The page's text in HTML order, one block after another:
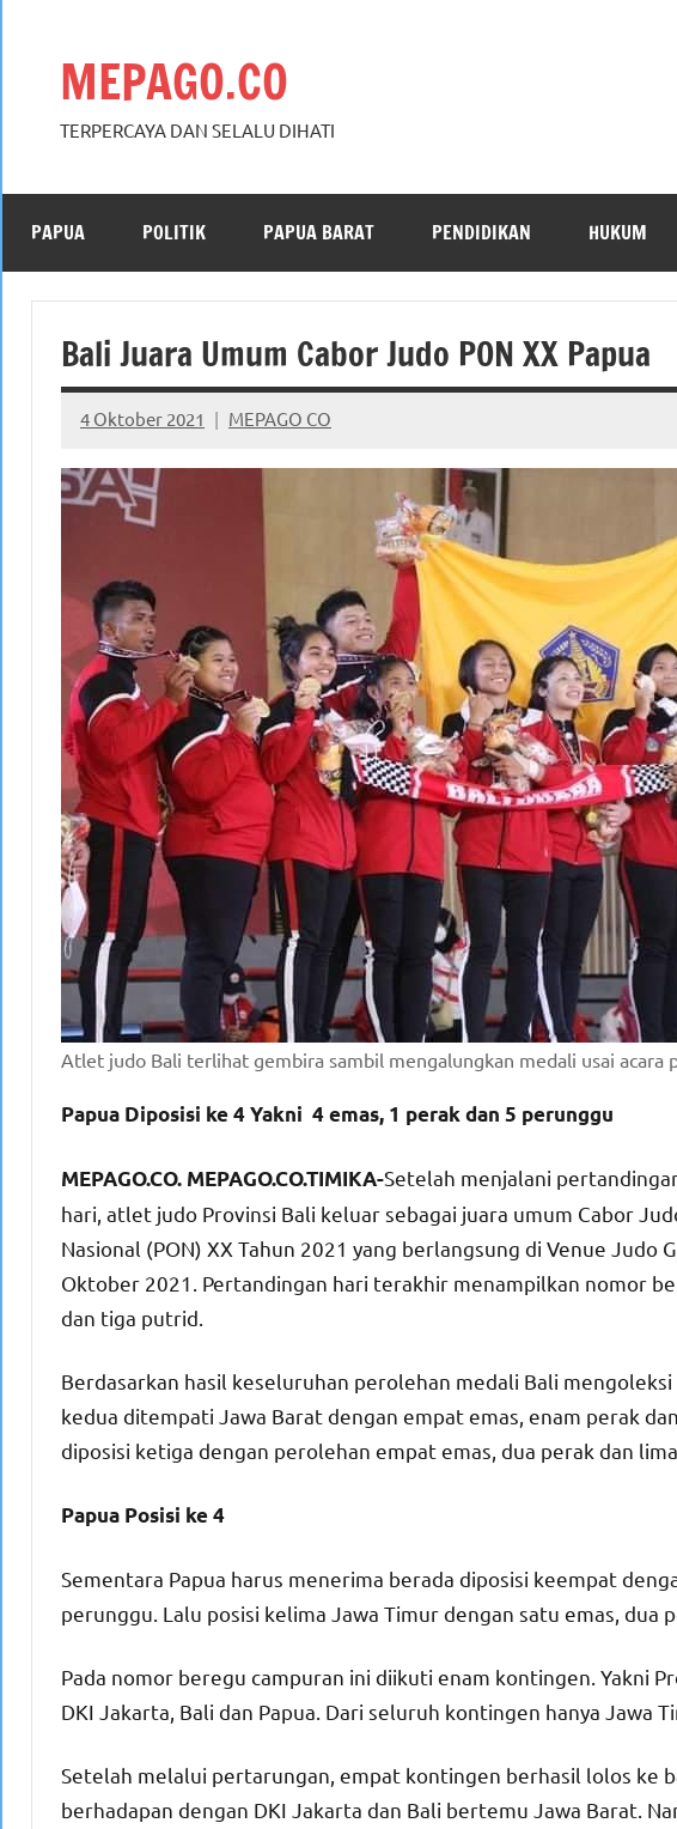
MEPAGO.CO
TERPERCAYA DAN SELALU DIHATI
PAPUA POLITIK PAPUA BARAT PENDIDIKAN HUKUM
Bali Juara Umum Cabor Judo PON XX Papua
4 Oktober 2021 MEPAGO CO
No
comments
Atlet judo Bali terlihat gembira sambil mengalungkan medali usai acara
Papua Diposisi ke 4 Yakni 4 emas, 1 perak dan 5 perunggu
MEPAGO.CO. MEPAGO.CO.TIMIKA-Setelah menjalani
hari, atlet judo Provinsi Bali keluar sebagai juara umum Cabor
Nasional (PON) XX Tahun 2021 yang berlangsung di Venue Judo
Oktober 2021. Pertandingan hari terakhir menampilkan nomor
dan tiga putrid.
Berdasarkan hasil keseluruhan perolehan medali Bali
kedua ditempati Jawa Barat dengan empat emas, enam perak
diposisi ketiga dengan perolehan empat emas, dua perak dan
Papua Posisi ke 4
Sementara Papua harus menerima berada diposisi keempat
perunggu. Lalu posisi kelima Jawa Timur dengan satu emas, dua
Pada nomor beregu campuran ini diikuti enam kontingen. Yakni
DKI Jakarta, Bali dan Papua. Dari seluruh kontingen hanya Jawa
Setelah melalui pertarungan, empat kontingen berhasil lolos ke
berhadapan dengan DKI Jakarta dan Bali bertemu Jawa Barat.